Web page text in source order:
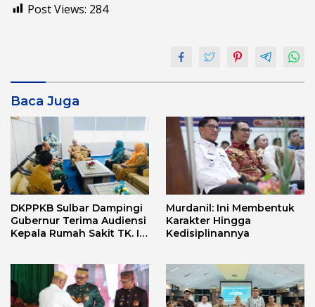
Post Views: 284
Baca Juga
DKPPKB Sulbar Dampingi
Gubernur Terima Audiensi
Kepala Rumah Sakit TK. III
Murdanil: Ini Membentuk
Karakter Hingga
Kedisiplinannya